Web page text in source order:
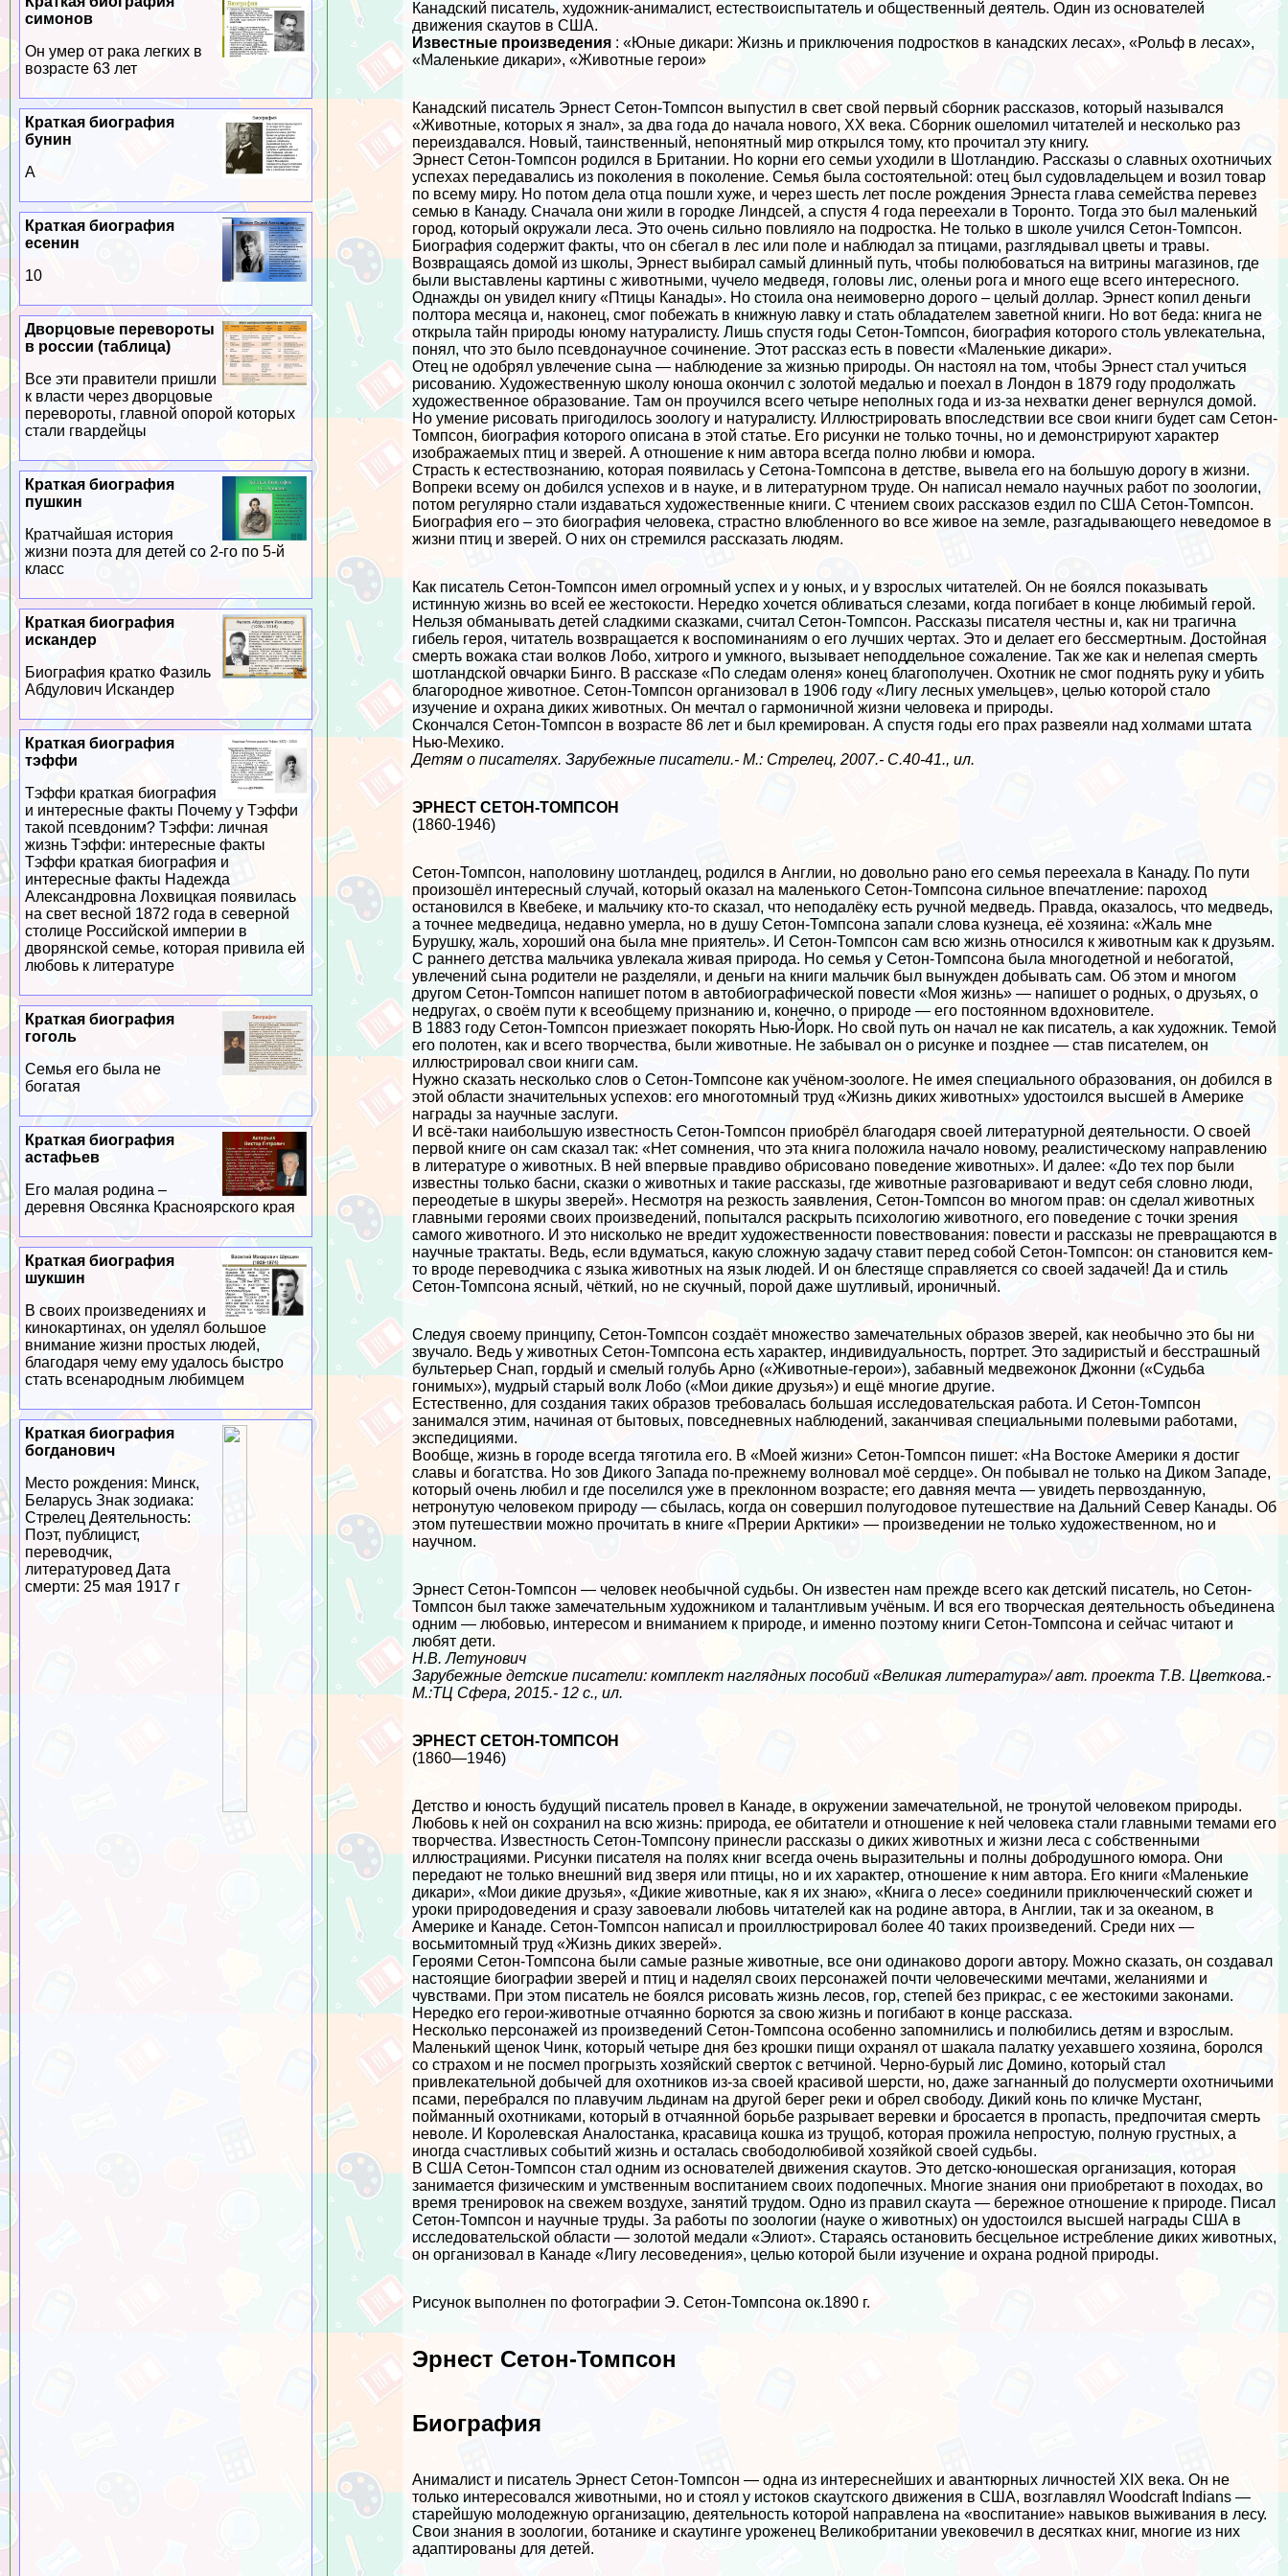
Канадский писатель, художник-анималист, естествоиспытатель и общественный деятель. Один из основателей
движения скаутов в США.
Известные произведения : «Юные дикари: Жизнь и приключения подростков в канадских лесах», «Рольф в лесах»,
«Маленькие дикари», «Животные герои»
Канадский писатель Эрнест Сетон-Томпсон выпустил в свет свой первый сборник рассказов, который назывался
«Животные, которых я знал», за два года до начала нового, XX века. Сборник ошеломил читателей и несколько раз
переиздавался. Новый, таинственный, непонятный мир открылся тому, кто прочитал эту книгу.
Эрнест Сетон-Томпсон родился в Британии. Но корни его семьи уходили в Шотландию. Рассказы о славных охотничьих
успехах передавались из поколения в поколение. Семья была состоятельной: отец был судовладельцем и возил товар
по всему миру. Но потом дела отца пошли хуже, и через шесть лет после рождения Эрнеста глава семейства перевез
семью в Канаду. Сначала они жили в городке Линдсей, а спустя 4 года переехали в Торонто. Тогда это был маленький
город, который окружали леса. Это очень сильно повлияло на подростка. Не только в школе учился Сетон-Томпсон.
Биография содержит факты, что он сбегал в лес или поле и наблюдал за птицами, разглядывал цветы и травы.
Возвращаясь домой из школы, Эрнест выбирал самый длинный путь, чтобы полюбоваться на витрины магазинов, где
были выставлены картины с животными, чучело медведя, головы лис, оленьи рога и много еще всего интересного.
Однажды он увидел книгу «Птицы Канады». Но стоила она неимоверно дорого – целый доллар. Эрнест копил деньги
полтора месяца и, наконец, смог побежать в книжную лавку и стать обладателем заветной книги. Но вот беда: книга не
открыла тайн природы юному натуралисту. Лишь спустя годы Сетон-Томпсон, биография которого столь увлекательна,
понял, что это было псевдонаучное сочинение. Этот рассказ есть в повести «Маленькие дикари».
Отец не одобрял увлечение сына — наблюдение за жизнью природы. Он настоял на том, чтобы Эрнест стал учиться
рисованию. Художественную школу юноша окончил с золотой медалью и поехал в Лондон в 1879 году продолжать
художественное образование. Там он проучился всего четыре неполных года и из-за нехватки денег вернулся домой.
Но умение рисовать пригодилось зоологу и натуралисту. Иллюстрировать впоследствии все свои книги будет сам Сетон-
Томпсон, биография которого описана в этой статье. Его рисунки не только точны, но и демонстрируют хаpaктер
изображаемых птиц и зверей. А отношение к ним автора всегда полно любви и юмора.
Страсть к естествознанию, которая появилась у Сетона-Томпсона в детстве, вывела его на большую дорогу в жизни.
Вопреки всему он добился успехов и в науке, и в литературном труде. Он написал немало научных работ по зоологии,
потом регулярно стали издаваться художественные книги. С чтением своих рассказов ездил по США Сетон-Томпсон.
Биография его – это биография человека, страстно влюбленного во все живое на земле, разгадывающего неведомое в
жизни птиц и зверей. О них он стремился рассказать людям.
Как писатель Сетон-Томпсон имел огромный успех и у юных, и у взрослых читателей. Он не боялся показывать
истинную жизнь во всей ее жестокости. Нередко хочется обливаться слезами, когда погибает в конце любимый герой.
Нельзя обманывать детей сладкими сказками, считал Сетон-Томпсон. Рассказы писателя честны и, как ни трагична
гибель героя, читатель возвращается к воспоминаниям о его лучших чертах. Это и делает его бесcмepтным. Достойная
cмepть вожака стаи волков Лобо, хитрого и умкного, вызывает неподдельное сожаление. Так же как и нелепая cмepть
шотландской овчарки Бинго. В рассказе «По следам оленя» конец благополучен. Охотник не смог поднять руку и убить
благородное животное. Сетон-Томпсон организовал в 1906 году «Лигу лесных умельцев», целью которой стало
изучение и охрана диких животных. Он мечтал о гармоничной жизни человека и природы.
Скончался Сетон-Томпсон в возрасте 86 лет и был кремирован. А спустя годы его прах развеяли над холмами штата
Нью-Мехико.
Детям о писателях. Зарубежные писатели.- М.: Стрелец, 2007.- С.40-41., ил.
ЭРНЕСТ СЕТОН-ТОМПСОН
(1860-1946)
Сетон-Томпсон, наполовину шотландец, родился в Англии, но довольно рано его семья переехала в Канаду. По пути
произошёл интересный случай, который оказал на маленького Сетон-Томпсона сильное впечатление: пароход
остановился в Квебеке, и мальчику кто-то сказал, что неподалёку есть ручной медведь. Правда, оказалось, что медведь,
а точнее медведица, недавно умерла, но в душу Сетон-Томпсона запали слова кузнеца, её хозяина: «Жаль мне
Бурушку, жаль, хороший она была мне приятель». И Сетон-Томпсон сам всю жизнь относился к животным как к друзьям.
С раннего детства мальчика увлекала живая природа. Но семья у Сетон-Томпсона была многодетной и небогатой,
увлечений сына родители не разделяли, и деньги на книги мальчик был вынужден добывать сам. Об этом и многом
другом Сетон-Томпсон напишет потом в автобиографической повести «Моя жизнь» — напишет о родных, о друзьях, о
недругах, о своём пути к всеобщему признанию и, конечно, о природе — его постоянном вдохновителе.
В 1883 году Сетон-Томпсон приезжает покорять Нью-Йорк. Но свой путь он начал не как писатель, а как художник. Темой
его полотен, как и всего творчества, были животные. Не забывал он о рисунке и позднее — став писателем, он
иллюстрировал свои книги сам.
Нужно сказать несколько слов о Сетон-Томпсоне как учёном-зоологе. Не имея специального образования, он добился в
этой области значительных успехов: его многотомный труд «Жизнь диких животных» удостоился высшей в Америке
награды за научные заслуги.
И всё-таки наибольшую известность Сетон-Томпсон приобрёл благодаря своей литературной деятельности. О своей
первой книге он сам сказал так: «Нет сомнения, что эта книга положила начало новому, реалистическому направлению
в литературе о животных. В ней впервые правдиво обрисовано поведение животных». И далее: «До тех пор были
известны только басни, сказки о животных и такие рассказы, где животные разговаривают и ведут себя словно люди,
переодетые в шкуры зверей». Несмотря на резкость заявления, Сетон-Томпсон во многом прав: он сделал животных
главными героями своих произведений, попытался раскрыть психологию животного, его поведение с точки зрения
самого животного. И это нисколько не вредит художественности повествования: повести и рассказы не превращаются в
научные тpaктаты. Ведь, если вдуматься, какую сложную задачу ставит перед собой Сетон-Томпсон: он становится кем-
то вроде переводчика с языка животных на язык людей. И он блестяще справляется со своей задачей! Да и стиль
Сетон-Томпсона ясный, чёткий, но не скучный, порой даже шутливый, ироничный.
Следуя своему принципу, Сетон-Томпсон создаёт множество замечательных образов зверей, как необычно это бы ни
звучало. Ведь у животных Сетон-Томпсона есть хаpaктер, индивидуальность, портрет. Это задиристый и бесстрашный
бультерьер Снап, гордый и смелый гoлyбь Арно («Животные-герои»), забавный медвежонок Джонни («Судьба
гонимых»), мудрый старый волк Лобо («Мои дикие друзья») и ещё многие другие.
Естественно, для создания таких образов требовалась большая исследовательская работа. И Сетон-Томпсон
занимался этим, начиная от бытовых, повседневных наблюдений, заканчивая специальными полевыми работами,
экспедициями.
Вообще, жизнь в городе всегда тяготила его. В «Моей жизни» Сетон-Томпсон пишет: «На Востоке Америки я достиг
славы и богатства. Но зов Дикого Запада по-прежнему волновал моё сердце». Он побывал не только на Диком Западе,
который очень любил и где поселился уже в преклонном возрасте; его давняя мечта — увидеть первозданную,
нетронутую человеком природу — сбылась, когда он совершил полугодовое путешествие на Дальний Север Канады. Об
этом путешествии можно прочитать в книге «Прерии Арктики» — произведении не только художественном, но и
научном.
Эрнест Сетон-Томпсон — человек необычной судьбы. Он известен нам прежде всего как детский писатель, но Сетон-
Томпсон был также замечательным художником и талантливым учёным. И вся его творческая деятельность объединена
одним — любовью, интересом и вниманием к природе, и именно поэтому книги Сетон-Томпсона и сейчас читают и
любят дети.
Н.В. Летунович
Зарубежные детские писатели: комплект наглядных пособий «Великая литература»/ авт. проекта Т.В. Цветкова.-
М.:ТЦ Сфера, 2015.- 12 с., ил.
ЭРНЕСТ СЕТОН-ТОМПСОН
(1860—1946)
Детство и юность будущий писатель провел в Канаде, в окружении замечательной, не тронутой человеком природы.
Любовь к ней он сохранил на всю жизнь: природа, ее обитатели и отношение к ней человека стали главными темами его
творчества. Известность Сетон-Томпсону принесли рассказы о диких животных и жизни леса с собственными
иллюстрациями. Рисунки писателя на полях книг всегда очень выразительны и полны добродушного юмора. Они
передают не только внешний вид зверя или птицы, но и их хаpaктер, отношение к ним автора. Его книги «Маленькие
дикари», «Мои дикие друзья», «Дикие животные, как я их знаю», «Книга о лесе» соединили приключенческий сюжет и
уроки природоведения и сразу завоевали любовь читателей как на родине автора, в Англии, так и за океаном, в
Америке и Канаде. Сетон-Томпсон написал и проиллюстрировал более 40 таких произведений. Среди них —
восьмитомный труд «Жизнь диких зверей».
Героями Сетон-Томпсона были самые разные животные, все они одинаково дороги автору. Можно сказать, он создавал
настоящие биографии зверей и птиц и наделял своих персонажей почти человеческими мечтами, желаниями и
чувствами. При этом писатель не боялся рисовать жизнь лесов, гор, степей без прикрас, с ее жестокими законами.
Нередко его герои-животные отчаянно борются за свою жизнь и погибают в конце рассказа.
Несколько персонажей из произведений Сетон-Томпсона особенно запомнились и полюбились детям и взрослым.
Маленький щенок Чинк, который четыре дня без крошки пищи охранял от шакала палатку уехавшего хозяина, боролся
со страхом и не посмел прогрызть хозяйский сверток с ветчиной. Черно-бурый лис Домино, который стал
привлекательной добычей для охотников из-за своей красивой шерсти, но, даже загнанный до полуcмepти охотничьими
псами, перебрался по плавучим льдинам на другой берег реки и обрел свободу. Дикий конь по кличке Мустанг,
пойманный охотниками, который в отчаянной борьбе разрывает веревки и бросается в пропасть, предпочитая cмepть
неволе. И Королевская Аналостанка, красавица кошка из трущоб, которая прожила непростую, полную грустных, а
иногда счастливых событий жизнь и осталась свободолюбивой хозяйкой своей судьбы.
В США Сетон-Томпсон стал одним из основателей движения скаутов. Это детско-юношеская организация, которая
занимается физическим и умственным воспитанием своих подопечных. Многие знания они приобретают в походах, во
время тренировок на свежем воздухе, занятий трудом. Одно из правил скаута — бережное отношение к природе. Писал
Сетон-Томпсон и научные труды. За работы по зоологии (науке о животных) он удостоился высшей награды США в
исследовательской области — золотой медали «Элиот». Стараясь остановить бесцельное истрeбление диких животных,
он организовал в Канаде «Лигу лесоведения», целью которой были изучение и охрана родной природы.
Рисунок выполнен по фотографии Э. Сетон-Томпсона ок.1890 г.
Эрнест Сетон-Томпсон
Биография
Анималист и писатель Эрнест Сетон-Томпсон — одна из интереснейших и авантюрных личностей XIX века. Он не
только интересовался животными, но и стоял у истоков скаутского движения в США, возглавлял Woodcraft Indians —
старейшую молодежную организацию, деятельность которой направлена на «воспитание» навыков выживания в лесу.
Свои знания в зоологии, ботанике и скаутинге уроженец Великобритании увековечил в десятках книг, многие из них
адаптированы для детей.
симонов
Он умер от paка легких в
возрасте 63 лет
Краткая биография
бунин
А
Краткая биография
есенин
10
Дворцовые перевороты
в россии (таблица)
Все эти правители пришли
к власти через дворцовые
перевороты, главной опорой которых
стали гвардейцы
Краткая биография
пушкин
Кратчайшая история
жизни поэта для детей со 2-го по 5-й
класс
Краткая биография
искандер
Биография кратко Фазиль
Абдулович Искандер
Краткая биография
тэффи
Тэффи краткая биография
и интересные факты Почему у Тэффи
такой псевдоним? Тэффи: личная
жизнь Тэффи: интересные факты
Тэффи краткая биография и
интересные факты Надежда
Александровна Лохвицкая появилась
на свет весной 1872 года в северной
столице Российской империи в
дворянской семье, которая привила ей
любовь к литературе
Краткая биография
гоголь
Семья его была не
богатая
Краткая биография
астафьев
Его малая родина –
деревня Овсянка Красноярского края
Краткая биография
шукшин
В своих произведениях и
кинокартинах, он уделял большое
внимание жизни простых людей,
благодаря чему ему удалось быстро
стать всенародным любимцем
Краткая биография
богданович
Место рождения: Минск,
Беларусь Знак зодиака:
Стрелец Деятельность:
Поэт, публицист,
переводчик,
литературовед Дата
cмepти: 25 мая 1917 г